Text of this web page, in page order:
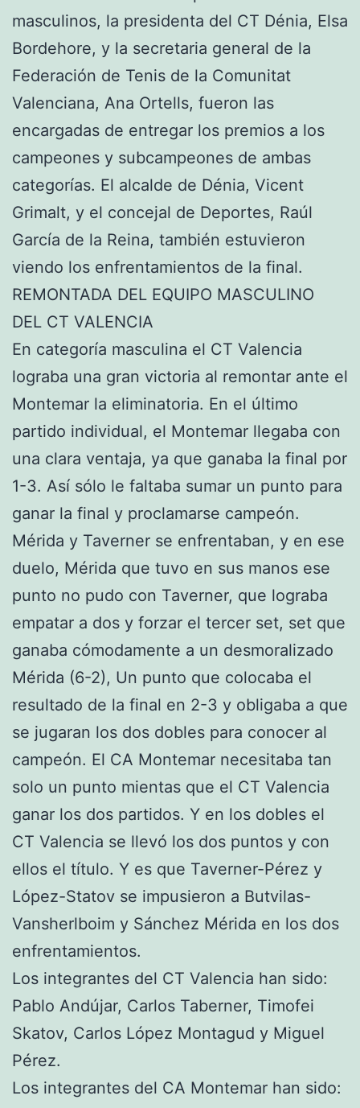
masculinos, la presidenta del CT Dénia, Elsa
Bordehore, y la secretaria general de la
Federación de Tenis de la Comunitat
Valenciana, Ana Ortells, fueron las
encargadas de entregar los premios a los
campeones y subcampeones de ambas
categorías. El alcalde de Dénia, Vicent
Grimalt, y el concejal de Deportes, Raúl
García de la Reina, también estuvieron
viendo los enfrentamientos de la final.
REMONTADA DEL EQUIPO MASCULINO
DEL CT VALENCIA
En categoría masculina el CT Valencia
lograba una gran victoria al remontar ante el
Montemar la eliminatoria. En el último
partido individual, el Montemar llegaba con
una clara ventaja, ya que ganaba la final por
1-3. Así sólo le faltaba sumar un punto para
ganar la final y proclamarse campeón.
Mérida y Taverner se enfrentaban, y en ese
duelo, Mérida que tuvo en sus manos ese
punto no pudo con Taverner, que lograba
empatar a dos y forzar el tercer set, set que
ganaba cómodamente a un desmoralizado
Mérida (6-2), Un punto que colocaba el
resultado de la final en 2-3 y obligaba a que
se jugaran los dos dobles para conocer al
campeón. El CA Montemar necesitaba tan
solo un punto mientas que el CT Valencia
ganar los dos partidos. Y en los dobles el
CT Valencia se llevó los dos puntos y con
ellos el título. Y es que Taverner-Pérez y
López-Statov se impusieron a Butvilas-
Vansherlboim y Sánchez Mérida en los dos
enfrentamientos.
Los integrantes del CT Valencia han sido:
Pablo Andújar, Carlos Taberner, Timofei
Skatov, Carlos López Montagud y Miguel
Pérez.
Los integrantes del CA Montemar han sido: